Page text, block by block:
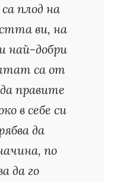
плод на
ви, на
най-добри
са от
правите
в себе си
да
по
да го